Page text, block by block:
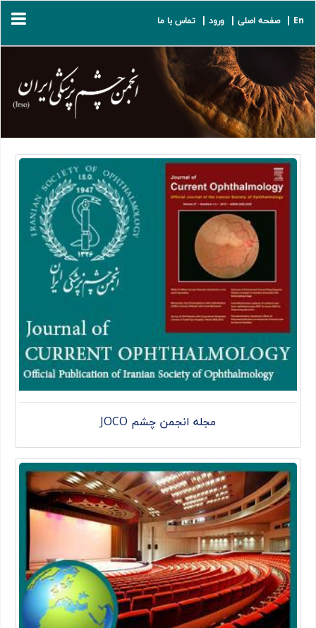
En | صفحه اصلی | ورود | تماس با ما
مجله انجمن چشم JOCO